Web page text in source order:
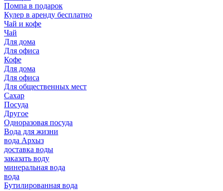
Помпа в подарок
Кулер в аренду бесплатно
Чай и кофе
Чай
Для дома
Для офиса
Кофе
Для дома
Для офиса
Для общественных мест
Сахар
Посуда
Другое
Одноразовая посуда
Вода для жизни
вода Архыз
доставка воды
заказать воду
минеральная вода
вода
Бутилированная вода